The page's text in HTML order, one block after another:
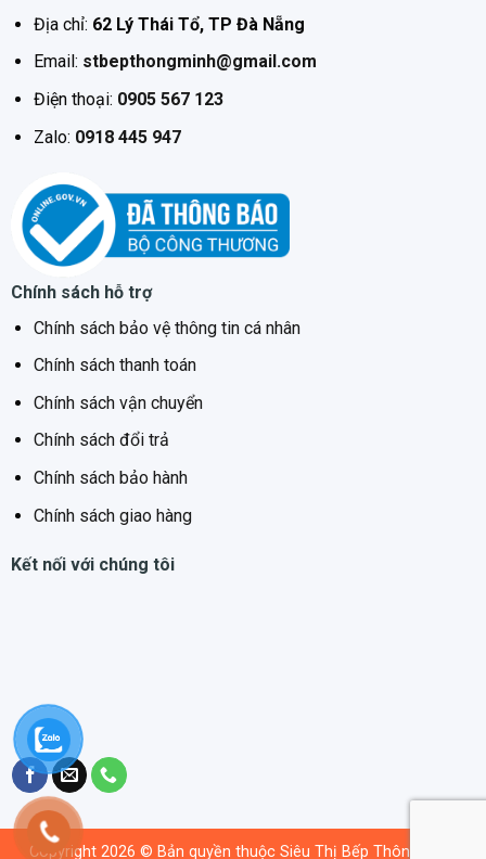
Địa chỉ: 62 Lý Thái Tổ, TP Đà Nẵng
Email: stbepthongminh@gmail.com
Điện thoại: 0905 567 123
Zalo: 0918 445 947
Chính sách hỗ trợ
Chính sách bảo vệ thông tin cá nhân
Chính sách thanh toán
Chính sách vận chuyển
Chính sách đổi trả
Chính sách bảo hành
Chính sách giao hàng
Kết nối với chúng tôi
Copyright 2026 © Bản quyền thuộc Siêu Thị Bếp Thông Minh